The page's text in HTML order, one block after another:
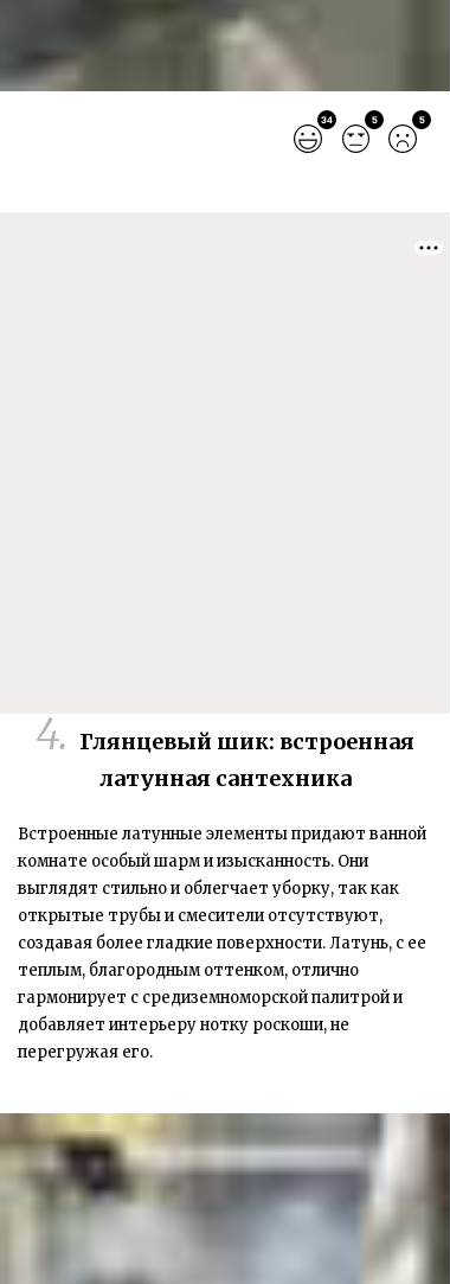
34 5 5
Глянцевый шик: встроенная
латунная сантехника
Встроенные латунные элементыпридают ванной
комнате особый шарм и изысканность. Они
выглядят стильно и облегчает уборку, так как
открытые трубы и смесители отсутствуют,
создавая более гладкие поверхности. Латунь, с ее
теплым, благородным оттенком, отлично
гармонирует с средиземноморской палитрой и
добавляет интерьеру нотку роскоши, не
перегружая его.